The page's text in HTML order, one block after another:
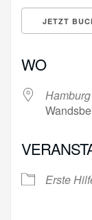
JETZT
WO
Erste